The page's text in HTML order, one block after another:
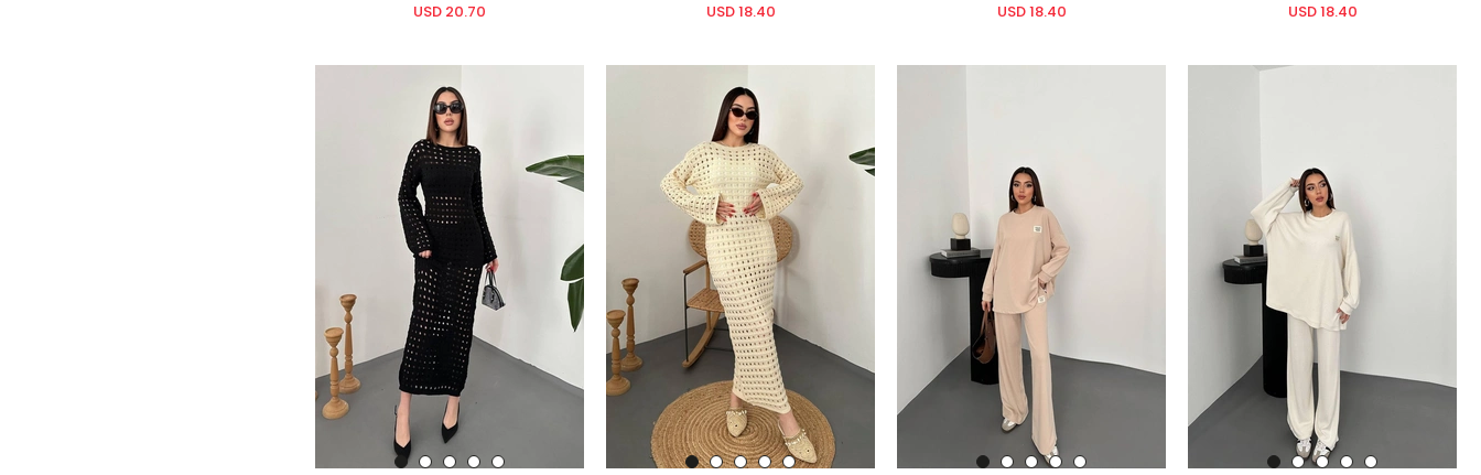
USD 20.70 USD 18.40 USD 18.40 USD 18.40